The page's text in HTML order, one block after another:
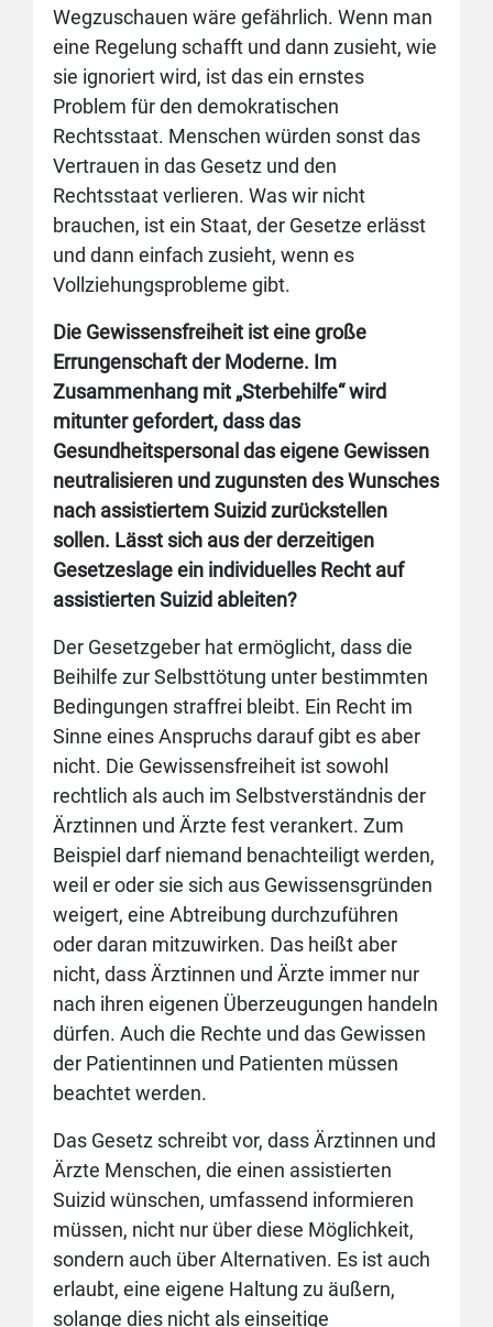
Wegzuschauen wäre gefährlich. Wenn man
eine Regelung schafft und dann zusieht, wie
sie ignoriert wird, ist das ein ernstes
Problem für den demokratischen
Rechtsstaat. Menschen würden sonst das
Vertrauen in das Gesetz und den
Rechtsstaat verlieren. Was wir nicht
brauchen, ist ein Staat, der Gesetze erlässt
und dann einfach zusieht, wenn es
Vollziehungsprobleme gibt.
Die Gewissensfreiheit ist eine große
Errungenschaft der Moderne. Im
Zusammenhang mit „Sterbehilfe“ wird
mitunter gefordert, dass das
Gesundheitspersonal das eigene Gewissen
neutralisieren und zugunsten des Wunsches
nach assistiertem Suizid zurückstellen
sollen. Lässt sich aus der derzeitigen
Gesetzeslage ein individuelles Recht auf
assistierten Suizid ableiten?
Der Gesetzgeber hat ermöglicht, dass die
Beihilfe zur Selbsttötung unter bestimmten
Bedingungen straffrei bleibt. Ein Recht im
Sinne eines Anspruchs darauf gibt es aber
nicht. Die Gewissensfreiheit ist sowohl
rechtlich als auch im Selbstverständnis der
Ärztinnen und Ärzte fest verankert. Zum
Beispiel darf niemand benachteiligt werden,
weil er oder sie sich aus Gewissensgründen
weigert, eine Abtreibung durchzuführen
oder daran mitzuwirken. Das heißt aber
nicht, dass Ärztinnen und Ärzte immer nur
nach ihren eigenen Überzeugungen handeln
dürfen. Auch die Rechte und das Gewissen
der Patientinnen und Patienten müssen
beachtet werden.
Das Gesetz schreibt vor, dass Ärztinnen und
Ärzte Menschen, die einen assistierten
Suizid wünschen, umfassend informieren
müssen, nicht nur über diese Möglichkeit,
sondern auch über Alternativen. Es ist auch
erlaubt, eine eigene Haltung zu äußern,
solange dies nicht als einseitige